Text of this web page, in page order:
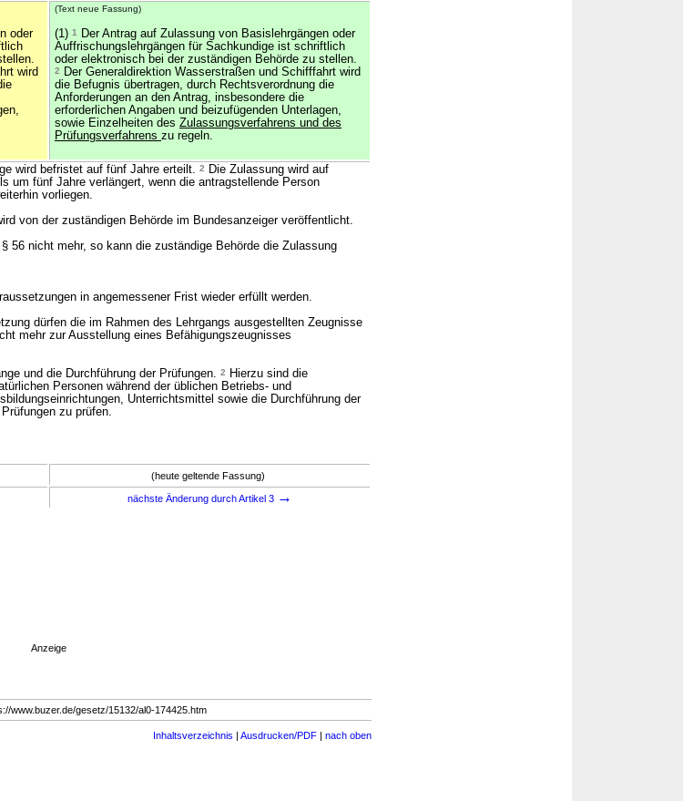
oder
wird
(Text neue Fassung)
(1) 1
Der Antrag auf Zulassung von Basislehrgängen oder
Auffrischungslehrgängen für Sachkundige ist schriftlich
oder elektronisch bei der zuständigen Behörde zu stellen.
2
Der Generaldirektion Wasserstraßen und Schifffahrt wird
die Befugnis übertragen, durch Rechtsverordnung die
Anforderungen an den Antrag, insbesondere die
erforderlichen Angaben und beizufügenden Unterlagen,
sowie Einzelheiten des Zulassungsverfahrens und des
Prüfungsverfahrens zu regeln.
wird befristet auf fünf Jahre erteilt. 2
Die Zulassung wird auf
um fünf Jahre verlängert, wenn die antragstellende Person
vorliegen.
von der zuständigen Behörde im Bundesanzeiger veröffentlicht.
56 nicht mehr, so kann die zuständige Behörde die Zulassung
in angemessener Frist wieder erfüllt werden.
dürfen die im Rahmen des Lehrgangs ausgestellten Zeugnisse
mehr zur Ausstellung eines Befähigungszeugnisses
und die Durchführung der Prüfungen. 2
Hierzu sind die
Personen während der üblichen Betriebs- und
Unterrichtsmittel sowie die Durchführung der
zu prüfen.
(heute geltende Fassung)
nächste Änderung durch Artikel 3 →
Anzeige
www.buzer.de/gesetz/15132/al0-174425.htm
Inhaltsverzeichnis | Ausdrucken/PDF | nach oben